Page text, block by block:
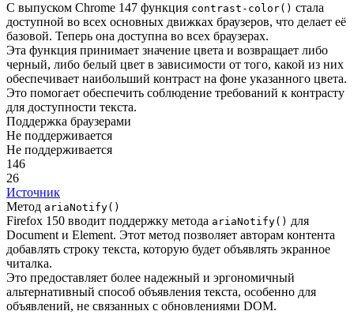
С выпуском Chrome 147 функция contrast-color() стала
доступной во всех основных движках браузеров, что делает её
базовой. Теперь она доступна во всех браузерах.
Эта функция принимает значение цвета и возвращает либо
черный, либо белый цвет в зависимости от того, какой из них
обеспечивает наибольший контраст на фоне указанного цвета.
Это помогает обеспечить соблюдение требований к контрасту
для доступности текста.
Поддержка браузерами
Не поддерживается
Не поддерживается
146
26
Источник
Метод ariaNotify()
Firefox 150 вводит поддержку метода ariaNotify() для
Document и Element. Этот метод позволяет авторам контента
добавлять строку текста, которую будет объявлять экранное
читалка.
Это предоставляет более надежный и эргономичный
альтернативный способ объявления текста, особенно для
объявлений, не связанных с обновлениями DOM.